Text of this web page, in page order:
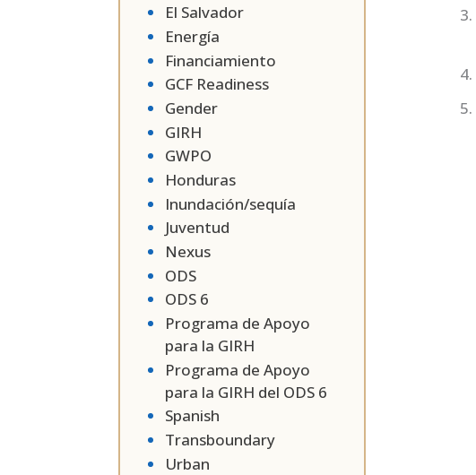
El Salvador
Energía
Financiamiento
GCF Readiness
Gender
GIRH
GWPO
Honduras
Inundación/sequía
Juventud
Nexus
ODS
ODS 6
Programa de Apoyo
para la GIRH
Programa de Apoyo
para la GIRH del ODS 6
Spanish
Transboundary
Urban